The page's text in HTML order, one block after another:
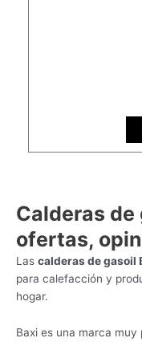
Calderas de
ofertas,
Las calderas de gasoil
para calefacción y
hogar.
Baxi es una marca